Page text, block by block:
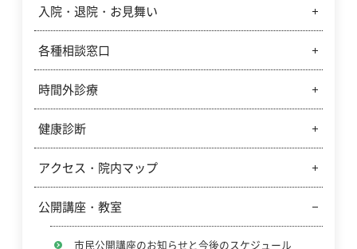
診療科別週間予定表
休診案内
外来診療のご案内
紹介状について
中央採血室混雑予想表示（ヒートマップ）の開示に
ついて
入院・退院・お見舞い
入院・面会のご案内
お見舞いメールサービスのご案内
退院・転院の支援
入院医療費の計算方法について
各種相談窓口
各種相談窓口
時間外診療
小児の時間外診療のご案内
小児夜間急病センター
休日急病センター・休日急病歯科センター
健康診断
健康診断のご案内
アクセス・院内マップ
交通アクセス
院内案内図
公開講座・教室
市民公開講座のお知らせと今後のスケジュール